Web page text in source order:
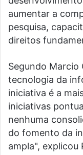
aumentar a
pesquisa,
direitos
Segundo Marcio
tecnologia da
iniciativa é a
iniciativas
nenhuma
do fomento da
ampla", explicou